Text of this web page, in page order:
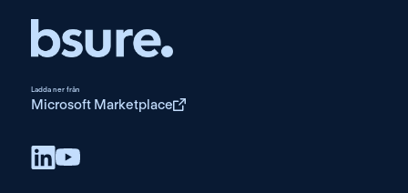
Ladda ner från
Microsoft Marketplace